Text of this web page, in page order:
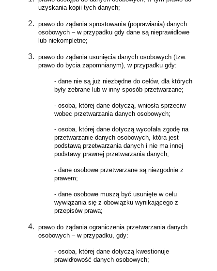
uzyskania kopii tych danych;
prawo do żądania sprostowania (poprawiania) danych
osobowych – w przypadku gdy dane są nieprawidłowe
lub niekompletne;
prawo do żądania usunięcia danych osobowych (tzw.
prawo do bycia zapomnianym), w przypadku gdy:
- dane nie są już niezbędne do celów, dla których
były zebrane lub w inny sposób przetwarzane;
- osoba, której dane dotyczą, wniosła sprzeciw
wobec przetwarzania danych osobowych;
- osoba, której dane dotyczą wycofała zgodę na
przetwarzanie danych osobowych, która jest
podstawą przetwarzania danych i nie ma innej
podstawy prawnej przetwarzania danych;
- dane osobowe przetwarzane są niezgodnie z
prawem;
- dane osobowe muszą być usunięte w celu
wywiązania się z obowiązku wynikającego z
przepisów prawa;
prawo do żądania ograniczenia przetwarzania danych
osobowych – w przypadku, gdy:
- osoba, której dane dotyczą kwestionuje
prawidłowość danych osobowych;